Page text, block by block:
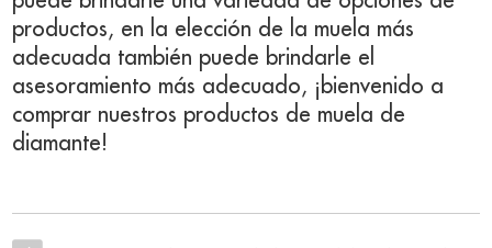
productos, en la elección de la muela más
adecuada también puede brindarle el
asesoramiento más adecuado, ¡bienvenido a
comprar nuestros productos de muela de
diamante!